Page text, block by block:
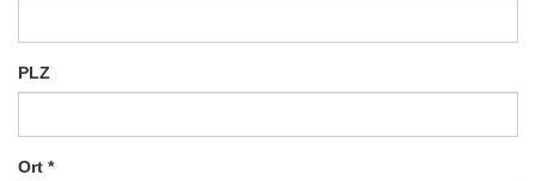
PLZ
Ort *